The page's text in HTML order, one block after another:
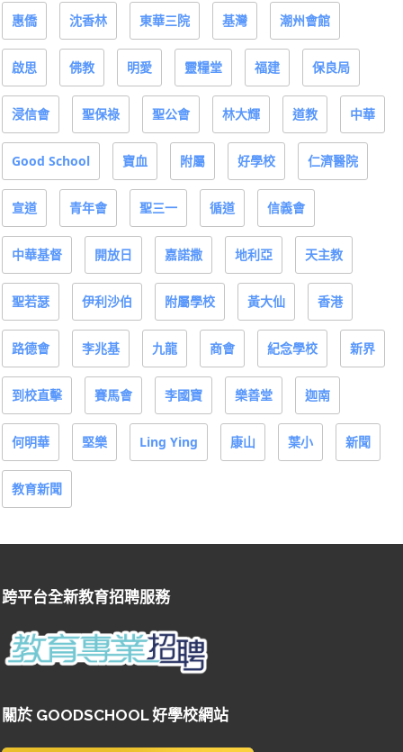
惠僑 沈香林 東華三院 基灣 潮州會館
啟思 佛教 明愛 靈糧堂 福建 保良局
浸信會 聖保祿 聖公會 林大輝 道教 中華
Good School 寶血 附屬 好學校 仁濟醫院
宣道 青年會 聖三一 循道 信義會
中華基督 開放日 嘉諾撒 地利亞 天主教
聖若瑟 伊利沙伯 附屬學校 黃大仙 香港
路德會 李兆基 九龍 商會 紀念學校 新界
到校直擊 賽馬會 李國寶 樂善堂 迦南
何明華 堅樂 Ling Ying 康山 葉小 新聞
教育新聞
跨平台全新教育招聘服務
關於 GOODSCHOOL 好學校網站